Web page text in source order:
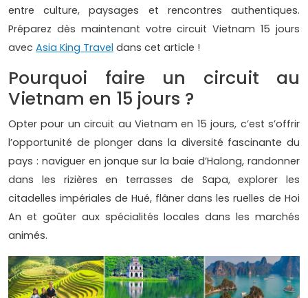
entre culture, paysages et rencontres authentiques.
Préparez dès maintenant votre circuit Vietnam 15 jours
avec Asia King Travel dans cet article !
Pourquoi faire un circuit au
Vietnam en 15 jours ?
Opter pour un circuit au Vietnam en 15 jours, c’est s’offrir
l’opportunité de plonger dans la diversité fascinante du
pays : naviguer en jonque sur la baie d’Halong, randonner
dans les rizières en terrasses de Sapa, explorer les
citadelles impériales de Hué, flâner dans les ruelles de Hoi
An et goûter aux spécialités locales dans les marchés
animés.